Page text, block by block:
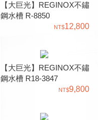
【大巨光】REGINOX不鏽
鋼水槽 R-8850
12,800
【大巨光】REGINOX不鏽
鋼水槽 R18-3847
9,800